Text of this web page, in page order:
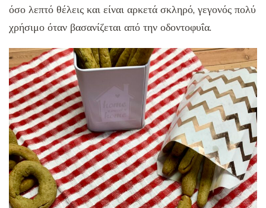
όσο λεπτό θέλεις και είναι αρκετά σκληρό, γεγονός πολύ
χρήσιμο όταν βασανίζεται από την οδοντοφυΐα.